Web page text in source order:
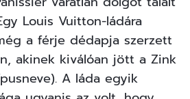
Louis Vuitton-ládára
a férje dédapja szerzett
akinek kiválóan jött a Zink
A láda egyik